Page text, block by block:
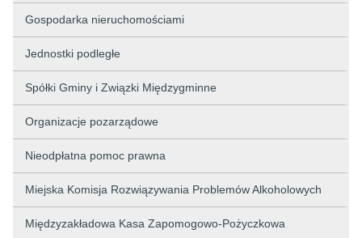
Gospodarka nieruchomościami
Jednostki podległe
Spółki Gminy i Związki Międzygminne
Organizacje pozarządowe
Nieodpłatna pomoc prawna
Miejska Komisja Rozwiązywania Problemów Alkoholowych
Międzyzakładowa Kasa Zapomogowo-Pożyczkowa